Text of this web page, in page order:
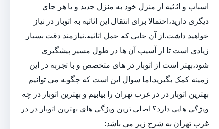
اسباب و اثاثیه از منزل خود به منزل جدید و یا هر جای
دیگری دارید،احتمالا برای انتقال این اثاثیه به اتوبار در نیاز
خواهید داشت.از آن جایی که حمل اثاثیه،نیازمند دقت بسیار
زیادی است تا از آسیب آن ها در طول مسیر پیشگیری
شود،بهتر است از اتوبار در های متخصص و با تجربه در این
زمینه کمک بگیرید.اما سوال این است که چگونه می توانیم
بهترین اتوبار در در غرب تهران را بیابیم و بهترین اتوبار در چه
ویژگی هایی دارد؟ اصلی ترین ویژگی های بهترین اتوبار در در
غرب تهران به شرح زیر می باشد: